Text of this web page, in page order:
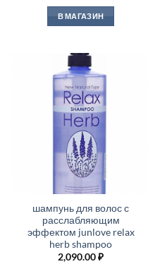
В МАГАЗИН
шампунь для волос с
расслабляющим
эффектом junlove relax
herb shampoo
2,090.00₽